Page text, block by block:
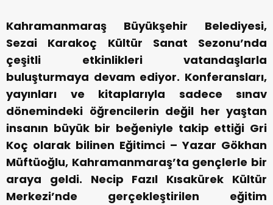
Kahramanmaraş Büyükşehir Belediyesi,
Sezai Karakoç Kültür Sanat Sezonu’nda
çeşitli etkinlikleri vatandaşlarla
buluşturmaya devam ediyor. Konferansları,
yayınları ve kitaplarıyla sadece sınav
dönemindeki öğrencilerin değil her yaştan
insanın büyük bir beğeniyle takip ettiği Gri
Koç olarak bilinen Eğitimci – Yazar Gökhan
Müftüoğlu, Kahramanmaraş’ta gençlerle bir
araya geldi. Necip Fazıl Kısakürek Kültür
Merkezi’nde gerçekleştirilen eğitim